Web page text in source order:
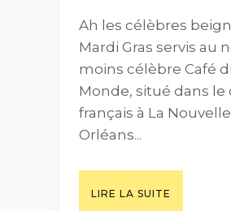
Ah les célèbres
Mardi Gras servis au
moins célèbre Café
Monde, situé dans le
français à La
Orléans...
LIRE LA SUITE